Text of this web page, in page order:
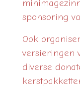
sponsoring
Ook
versieringen
diverse